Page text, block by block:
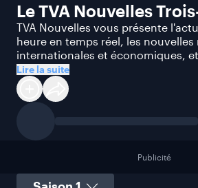
Le TVA Nouvelles
TVA Nouvelles vous présente
heure en temps réel, les nouvelles
internationales et économiques,
Lire la suite
Publicité
Sélectionner une saison